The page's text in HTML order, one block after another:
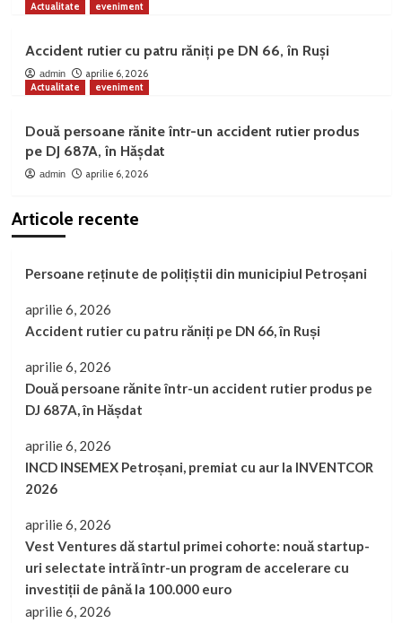
Actualitate
eveniment
Accident rutier cu patru răniți pe DN 66, în Ruși
admin
aprilie 6, 2026
Actualitate
eveniment
Două persoane rănite într-un accident rutier produs
pe DJ 687A, în Hășdat
admin aprilie 6, 2026
Articole recente
Persoane reținute de polițiștii din municipiul Petroșani
aprilie 6, 2026
Accident rutier cu patru răniți pe DN 66, în Ruși
aprilie 6, 2026
Două persoane rănite într-un accident rutier produs pe
DJ 687A, în Hășdat
aprilie 6, 2026
INCD INSEMEX Petroșani, premiat cu aur la INVENTCOR
2026
aprilie 6, 2026
Vest Ventures dă startul primei cohorte: nouă startup-
uri selectate intră într-un program de accelerare cu
investiții de până la 100.000 euro
aprilie 6, 2026